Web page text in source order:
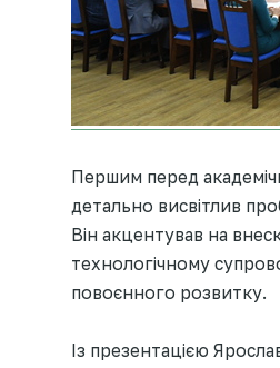
Першим перед
детально висвітлив
Він акцентував на
технологічному
повоєнного розвитку.
Із презентацією